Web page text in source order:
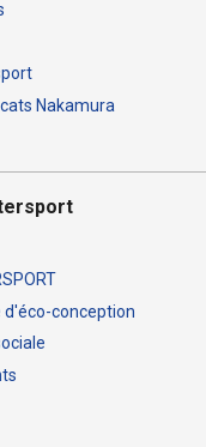
Nakamura
d'éco-conception